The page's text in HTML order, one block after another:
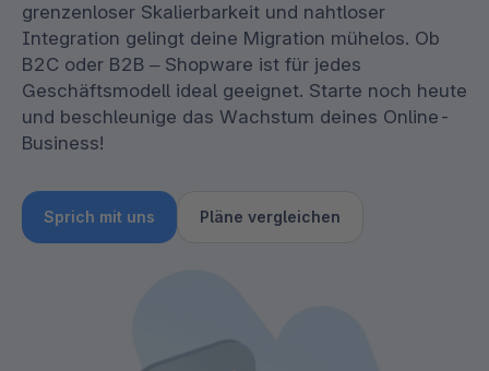
grenzenloser Skalierbarkeit und nahtloser
Integration gelingt deine Migration mühelos. Ob
B2C oder B2B – Shopware ist für jedes
Geschäftsmodell ideal geeignet. Starte noch heute
und beschleunige das Wachstum deines Online-
Business!
Sprich mit uns Pläne vergleichen